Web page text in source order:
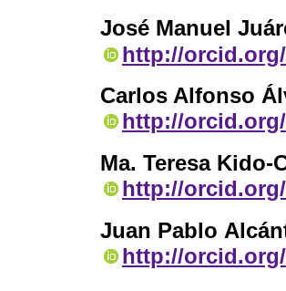
José Manuel
http://orcid.org/
Carlos Alfonso
http://orcid.org/
Ma. Teresa Kido-
http://orcid.org/
Juan Pablo
http://orcid.org/